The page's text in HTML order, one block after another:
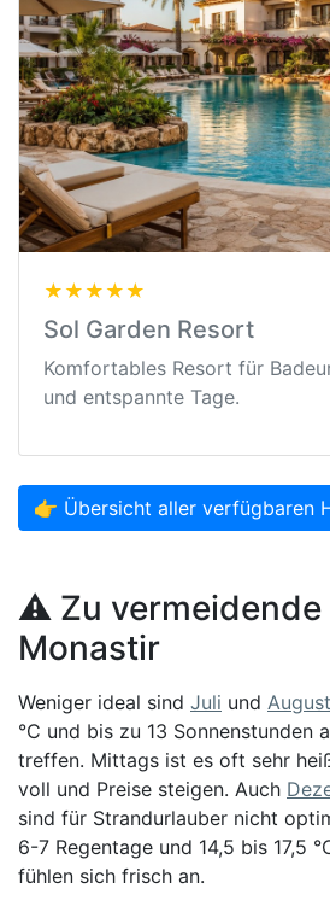
★★★★★
Sol Garden Resort
Komfortables Resort für
und entspannte Tage.
👉 Übersicht aller verfügbaren
⚠️ Zu vermeidende
Monastir
Weniger ideal sind Juli und August
°C und bis zu 13 Sonnenstunden
treffen. Mittags ist es oft sehr
voll und Preise steigen. Auch
sind für Strandurlauber nicht
6-7 Regentage und 14,5 bis 17,5
fühlen sich frisch an.